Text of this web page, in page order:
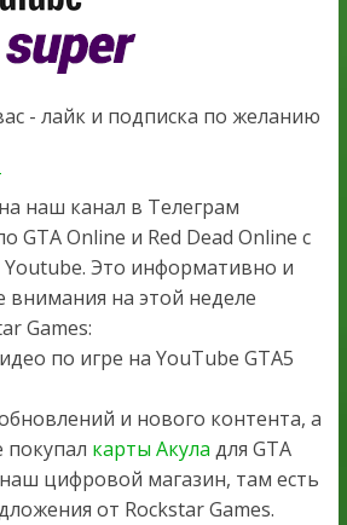
- лайк и подписка по желанию
на наш канал в Телеграм
GTA Online и Red Dead Online с
Youtube. Это информативно и
внимания на этой неделе
Games:
по игре на YouTube GTA5
и нового контента, а
покупал карты Акула для GTA
цифровой магазин, там есть
от Rockstar Games.